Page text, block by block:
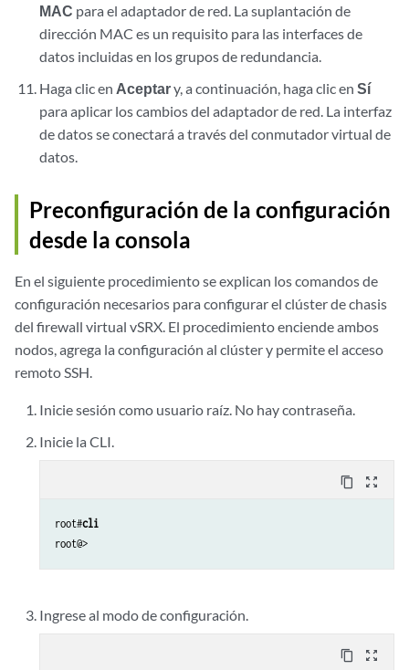
MAC para el adaptador de red. La suplantación de
dirección MAC es un requisito para las interfaces de
datos incluidas en los grupos de redundancia.
Haga clic en Aceptary, a continuación, haga clic enSí
para aplicar los cambios del adaptador de red. La interfaz
de datos se conectará a través del conmutador virtual de
datos.
Preconfiguración de la configuración
desde la consola
En el siguiente procedimiento se explican los comandos de
configuración necesarios para configurar el clúster de chasis
del firewall virtual vSRX. El procedimiento enciende ambos
nodos, agrega la configuración al clúster y permite el acceso
remoto SSH.
Inicie sesión como usuario raíz. No hay contraseña.
Inicie la CLI.
content_copy zoom_out_map
root#cli
Ingrese al modo de configuración.
content_copy zoom_out_map